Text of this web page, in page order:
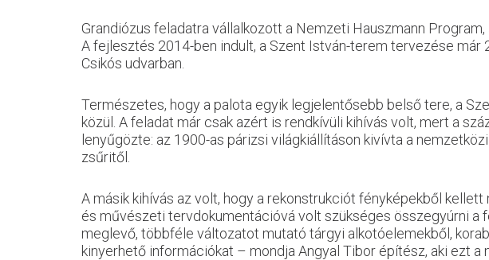
Grandiózus feladatra vállalkozott a Nemzeti Hauszmann
A fejlesztés 2014-ben indult, a Szent István-terem tervezése
Csikós udvarban.
Természetes, hogy a palota egyik legjelentősebb belső tere, a
közül. A feladat már csak azért is rendkívüli kihívás volt, mert a
lenyűgözte: az 1900-as párizsi világkiállításon kivívta a
zsűritől.
A másik kihívás az volt, hogy a rekonstrukciót fényképekből
és művészeti tervdokumentációvá volt szükséges összegyúrni a
meglevő, többféle változatot mutató tárgyi alkotóelemekből,
kinyerhető információkat – mondja Angyal Tibor építész, aki ezt a